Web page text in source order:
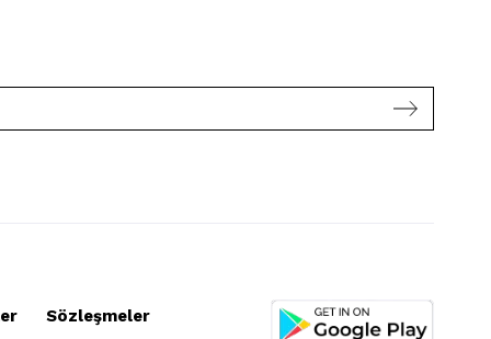
Sözleşmeler